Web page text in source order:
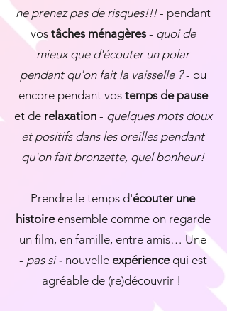
ne prenez pas de risques!!!- pendant
vos tâches ménagères- quoi de
mieux que d'écouter un polar
pendant qu'on fait la vaisselle ?- ou
encore pendant vos temps de pause
et de relaxation - quelques mots doux
et positifs dans les oreilles pendant
qu'on fait bronzette, quel bonheur!
Prendre le temps d'écouter une
histoireensemble comme on regarde
un film, en famille, entre amis… Une
- pas si -nouvelle expérience qui est
agréable de (re)découvrir !